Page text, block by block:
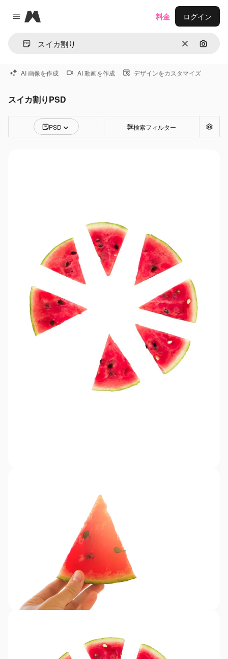
Close menu
Magnific
消去 画像で
料金 ログイン
AI 画像を作成 AI 動画を作成 デザインをカスタマイズ
スイカ割りPSD
PSD 検索フィルター